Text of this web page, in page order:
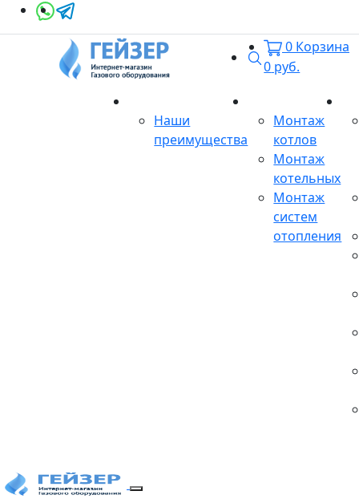
Поиск
0 Корзина
0 руб.
Наши
преимущества
Монтаж
котлов
Монтаж
котельных
Монтаж
систем
отопления